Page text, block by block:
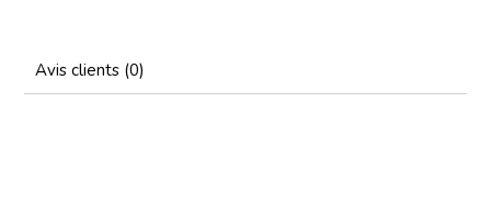
Avis clients (0)